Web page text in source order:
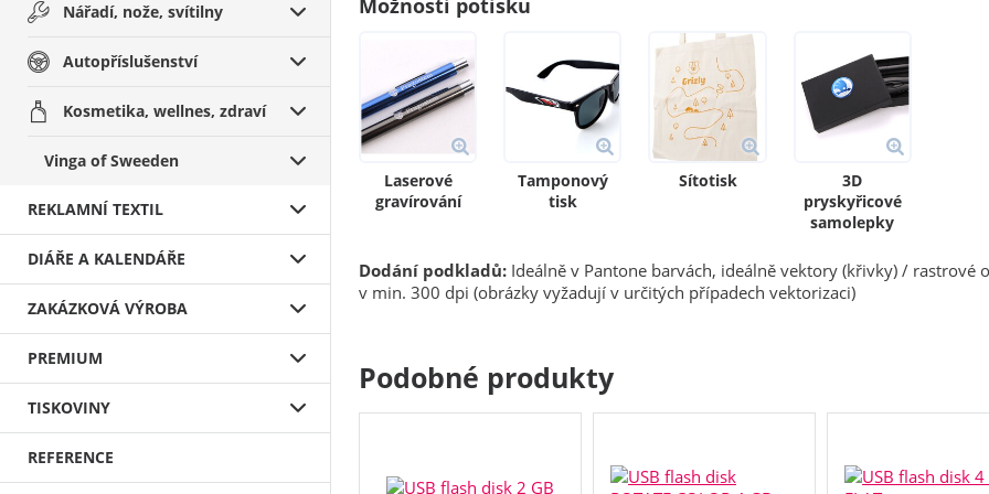
Nářadí, nože, svítilny
Autopříslušenství
Kosmetika, wellnes, zdraví
Vinga of Sweeden
REKLAMNÍ TEXTIL
DIÁŘE A KALENDÁŘE
ZAKÁZKOVÁ VÝROBA
PREMIUM
TISKOVINY
REFERENCE
Možnosti potisku
Laserové
gravírování
Tamponový
tisk
Sítotisk
3D
pryskyřicové
samolepky
Dodání podkladů: Ideálně v Pantone barvách, ideálně vektory (křivky) / rastrové
v min. 300 dpi (obrázky vyžadují v určitých případech vektorizaci)
Podobné produkty